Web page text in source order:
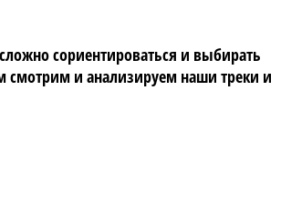
сориентироваться и выбирать
смотрим и анализируем наши треки и